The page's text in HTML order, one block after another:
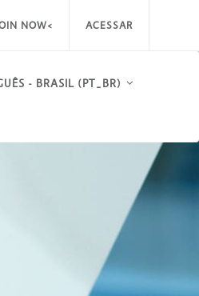
NOW< ACESSAR
- BRASIL ‎(PT_BR)‎